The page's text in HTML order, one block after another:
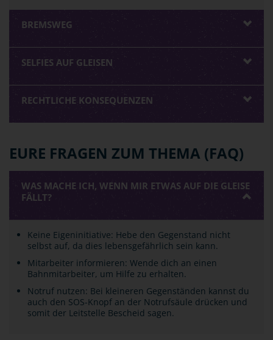
BREMSWEG
SELFIES AUF GLEISEN
RECHTLICHE KONSEQUENZEN
EURE FRAGEN ZUM THEMA (FAQ)
WAS MACHE ICH, WENN MIR ETWAS AUF DIE GLEISE
FÄLLT?
Keine Eigeninitiative: Hebe den Gegenstand nicht
selbst auf, da dies lebensgefährlich sein kann.
Mitarbeiter informieren: Wende dich an einen
Bahnmitarbeiter, um Hilfe zu erhalten.
Notruf nutzen: Bei kleineren Gegenständen kannst du
auch den SOS-Knopf an der Notrufsäule drücken und
somit der Leitstelle Bescheid sagen.